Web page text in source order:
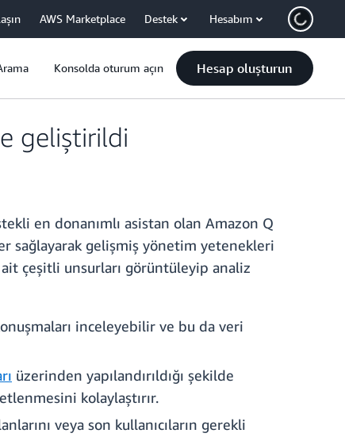
AWS Marketplace Destek Hesabım
Konsolda oturum açın Hesap oluşturun
geliştirildi
en donanımlı asistan olan Amazon Q
sağlayarak gelişmiş yönetim yetenekleri
çeşitli unsurları görüntüleyip analiz
inceleyebilir ve bu da veri
üzerinden yapılandırıldığı şekilde
kolaylaştırır.
veya son kullanıcıların gerekli